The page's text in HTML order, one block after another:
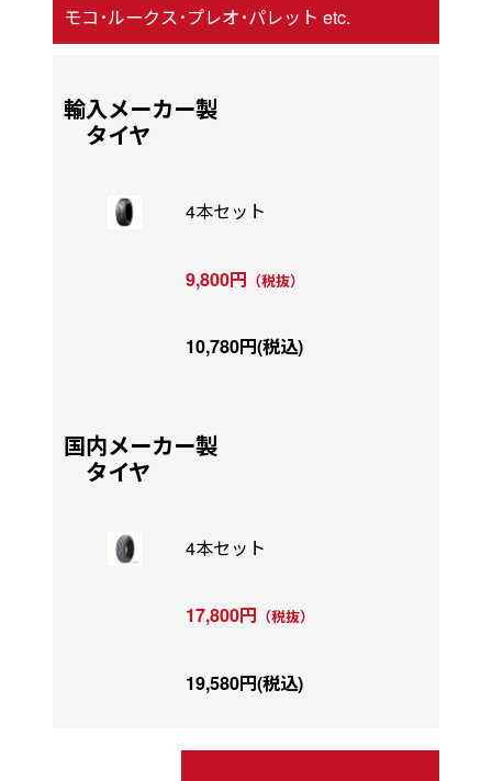
モコ･ルークス･プレオ･パレット etc.
輸入メーカー製
タイヤ
4本セット
9,800円 （税抜）
10,780円(税込)
国内メーカー製
タイヤ
4本セット
17,800円 （税抜）
19,580円(税込)